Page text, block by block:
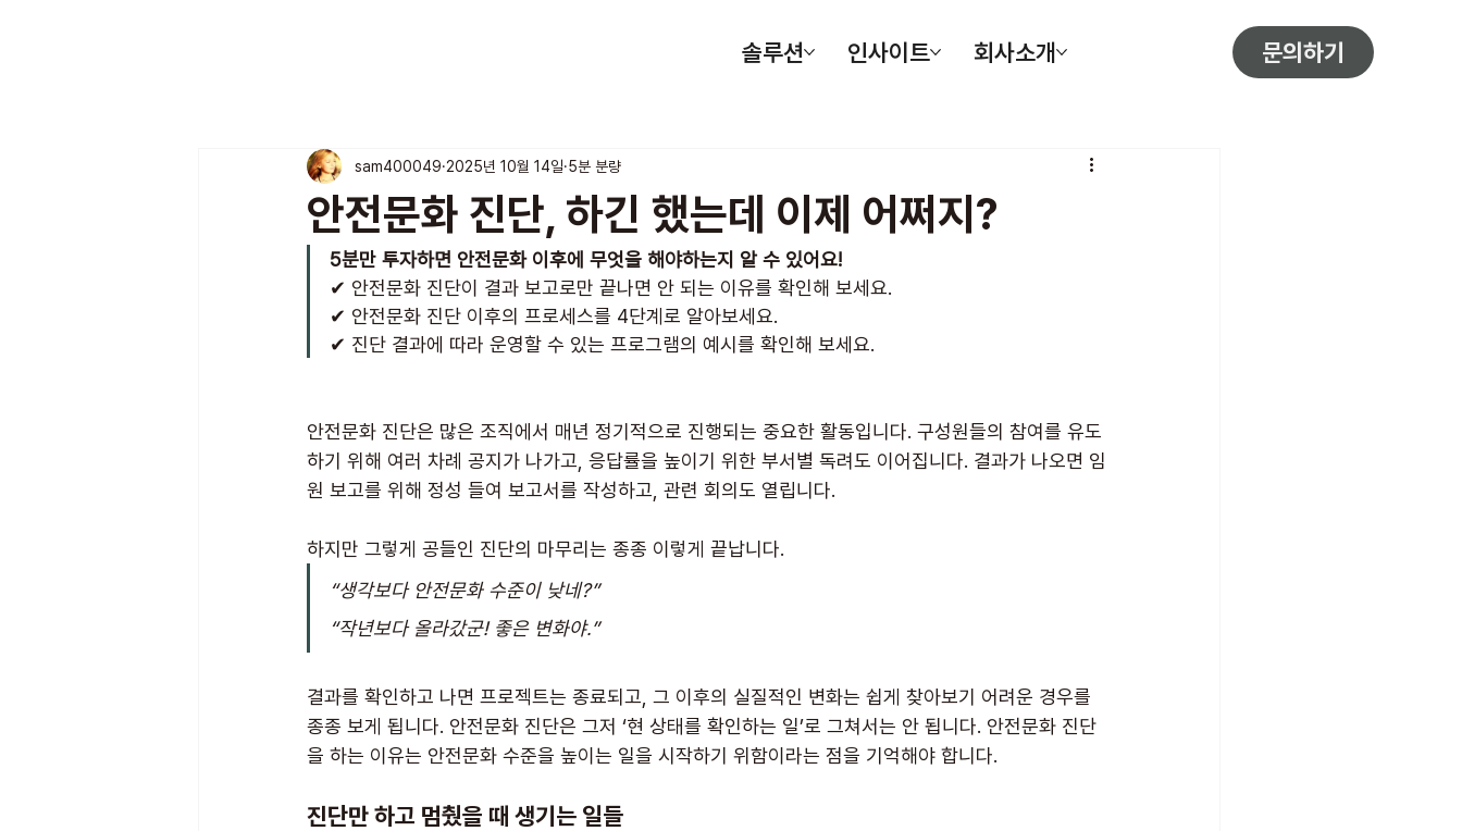
솔루션 인사이트 회사소개 문의하기
안전문화 진단, 하긴 했는데 이제 어쩌지?
sam400049 2025년 10월 14일 5분 분량
5분만 투자하면 안전문화 이후에 무엇을 해야하는지 알 수 있어요!
✔ 안전문화 진단이 결과 보고로만 끝나면 안 되는 이유를 확인해 보세요.
✔ 안전문화 진단 이후의 프로세스를 4단계로 알아보세요.
✔ 진단 결과에 따라 운영할 수 있는 프로그램의 예시를 확인해 보세요.
안전문화 진단은 많은 조직에서 매년 정기적으로 진행되는 중요한 활동입니다. 구성원들의 참여를 유도
하기 위해 여러 차례 공지가 나가고, 응답률을 높이기 위한 부서별 독려도 이어집니다. 결과가 나오면 임
원 보고를 위해 정성 들여 보고서를 작성하고, 관련 회의도 열립니다.
하지만 그렇게 공들인 진단의 마무리는 종종 이렇게 끝납니다.
“생각보다 안전문화 수준이 낮네?”
“작년보다 올라갔군! 좋은 변화야.”
결과를 확인하고 나면 프로젝트는 종료되고, 그 이후의 실질적인 변화는 쉽게 찾아보기 어려운 경우를
종종 보게 됩니다. 안전문화 진단은 그저 ‘현 상태를 확인하는 일’로 그쳐서는 안 됩니다. 안전문화 진단
을 하는 이유는 안전문화 수준을 높이는 일을 시작하기 위함이라는 점을 기억해야 합니다.
진단만 하고 멈췄을 때 생기는 일들